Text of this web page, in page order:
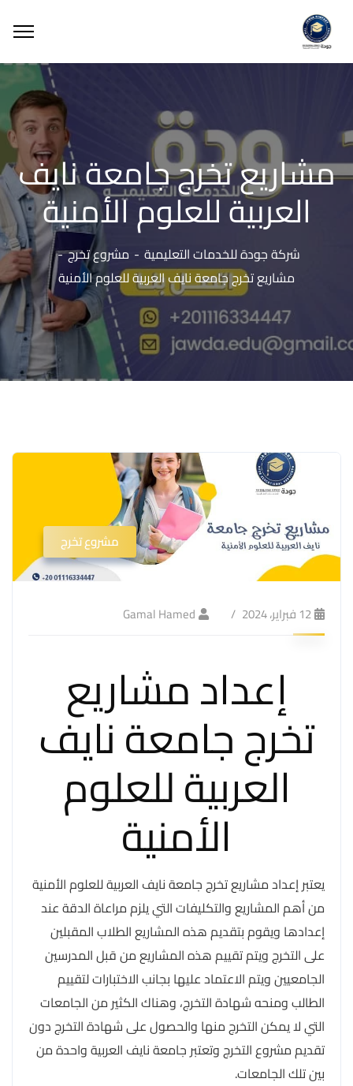
مشاريع تخرج جامعة نايف
العربية للعلوم الأمنية
شركة جودة للخدمات التعليمية
مشروع تخرج
مشاريع تخرج جامعة نايف العربية للعلوم الأمنية
مشروع تخرج
12 فبراير، 2024 Gamal Hamed
إعداد مشاريع
تخرج جامعة نايف
العربية للعلوم
الأمنية
يعتبر إعداد مشاريع تخرج جامعة نايف العربية للعلوم الأمنية
من أهم المشاريع والتكليفات التي يلزم مراعاة الدقة عند
إعدادها ويقوم بتقديم هذه المشاريع الطلاب المقبلين
على التخرج ويتم تقييم هذه المشاريع من قبل المدرسين
الجامعيين ويتم الاعتماد عليها بجانب الاختبارات لتقييم
الطالب ومنحه شهادة التخرج، وهناك الكثير من الجامعات
التي لا يمكن التخرج منها والحصول على شهادة التخرج دون
تقديم مشروع التخرج وتعتبر جامعة نايف العربية واحدة من
بين تلك الجامعات.